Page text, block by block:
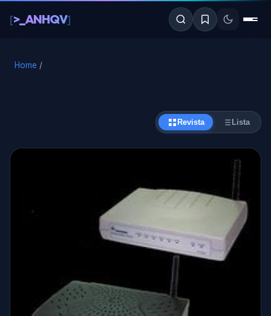
contenido
[>_ANHQV]
Home /
Revista Lista